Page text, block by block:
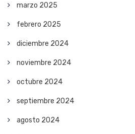
marzo 2025
febrero 2025
diciembre 2024
noviembre 2024
octubre 2024
septiembre 2024
agosto 2024